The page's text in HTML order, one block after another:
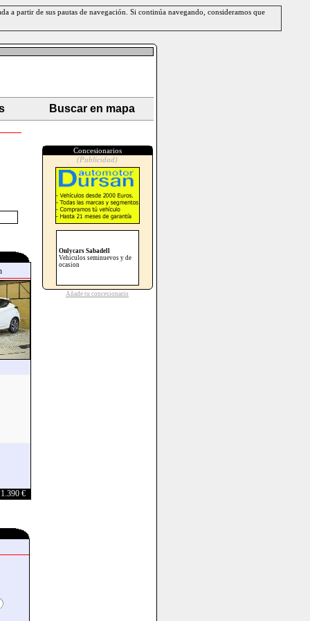
a partir de sus pautas de navegación. Si continúa navegando, consideramos que
Buscar en mapa
€
Concesionarios
(Publicidad)
Onlycars Sabadell
Vehiculos seminuevos y de
ocasion
Añade tu concesionario